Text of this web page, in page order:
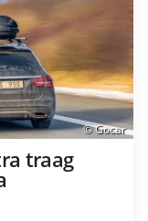
© Gocar
traag